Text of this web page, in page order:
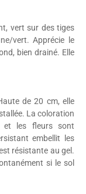
vert sur des tiges
vert. Apprécie le
bien drainé. Elle
de 20 cm, elle
La coloration
et les fleurs sont
embellit les
résistante au gel.
si le sol